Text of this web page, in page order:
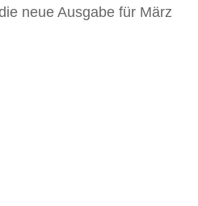
neue Ausgabe für März